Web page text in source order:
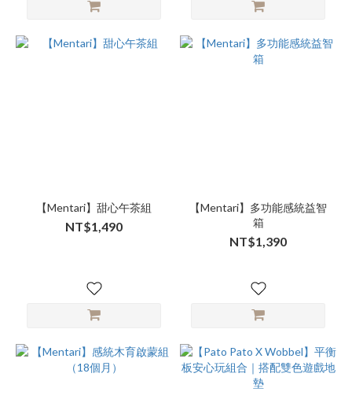
【Mentari】甜心午茶組
NT$1,490
【Mentari】多功能感統益智
箱
NT$1,390